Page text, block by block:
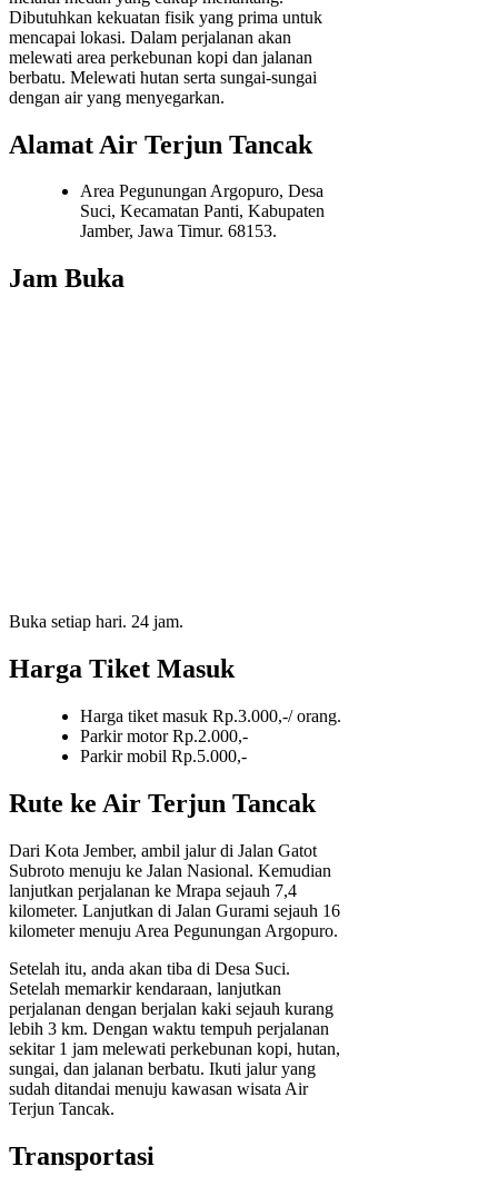
Dibutuhkan kekuatan fisik yang prima untuk
mencapai lokasi. Dalam perjalanan akan
melewati area perkebunan kopi dan jalanan
berbatu. Melewati hutan serta sungai-sungai
dengan air yang menyegarkan.
Alamat Air Terjun Tancak
Area Pegunungan Argopuro, Desa
Suci, Kecamatan Panti, Kabupaten
Jamber, Jawa Timur. 68153.
Jam Buka
Buka setiap hari. 24 jam.
Harga Tiket Masuk
Harga tiket masuk Rp.3.000,-/ orang.
Parkir motor Rp.2.000,-
Parkir mobil Rp.5.000,-
Rute ke Air Terjun Tancak
Dari Kota Jember, ambil jalur di Jalan Gatot
Subroto menuju ke Jalan Nasional. Kemudian
lanjutkan perjalanan ke Mrapa sejauh 7,4
kilometer. Lanjutkan di Jalan Gurami sejauh 16
kilometer menuju Area Pegunungan Argopuro.
Setelah itu, anda akan tiba di Desa Suci.
Setelah memarkir kendaraan, lanjutkan
perjalanan dengan berjalan kaki sejauh kurang
lebih 3 km. Dengan waktu tempuh perjalanan
sekitar 1 jam melewati perkebunan kopi, hutan,
sungai, dan jalanan berbatu. Ikuti jalur yang
sudah ditandai menuju kawasan wisata Air
Terjun Tancak.
Transportasi